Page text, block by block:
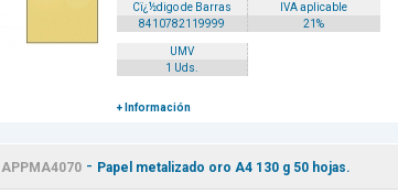
Cï¿½digo de Barras
IVA aplicable
8410782119999
21%
UMV
1 Uds.
+ Información
APPMA4070- Papel metalizado oro A4 130 g 50 hojas.